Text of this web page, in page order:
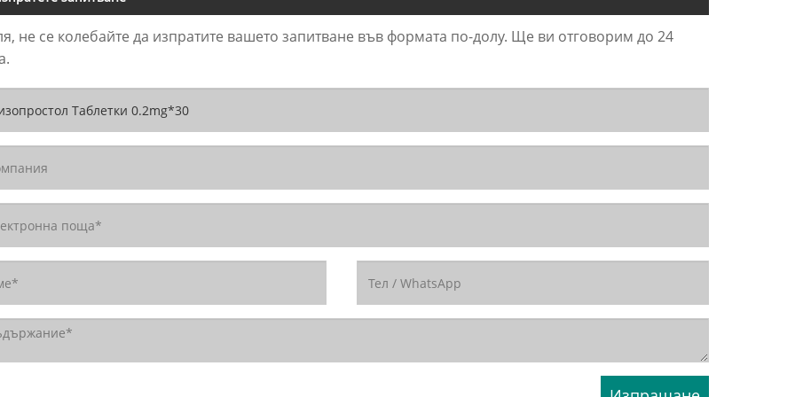
не се колебайте да изпратите вашето запитване във формата по-долу. Ще ви отговорим до 24